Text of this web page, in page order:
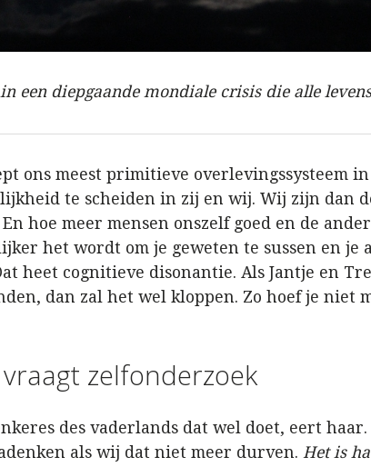
in een diepgaande mondiale crisis die alle
ons meest primitieve overlevingssysteem
te scheiden in zij en wij. Wij zijn dan
hoe meer mensen onszelf goed en de
het wordt om je geweten te sussen en je
heet cognitieve disonantie. Als Jantje en
dan zal het wel kloppen. Zo hoef je niet
zelfonderzoek
des vaderlands dat wel doet, eert
als wij dat niet meer durven.Het is